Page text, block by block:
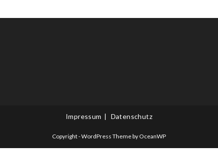
Impressum Datenschutz
Copyright - WordPress Theme by OceanWP